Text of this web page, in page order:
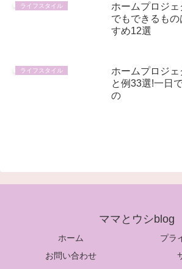
ライフスタイル
ホームプロジ
でもできるも
すめ12選
ライフスタイル
ホームプロジ
と例33選!一日
の
ママとウシblog
ホーム
プラ
お問い合わせ